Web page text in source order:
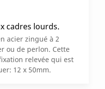
cadres lourds.
acier zingué à 2
ou de perlon. Cette
relevée qui est
12 x 50mm.